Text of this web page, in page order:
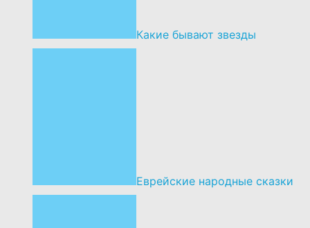
Какие бывают звезды
Еврейские народные сказки